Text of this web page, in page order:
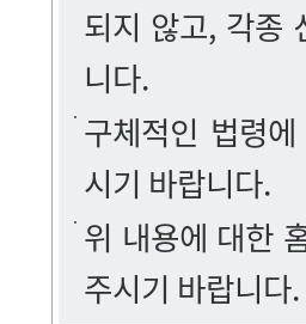
되지 않고, 각종
니다.
구체적인 법령
시기 바랍니다.
위 내용에 대한
주시기 바랍니다.